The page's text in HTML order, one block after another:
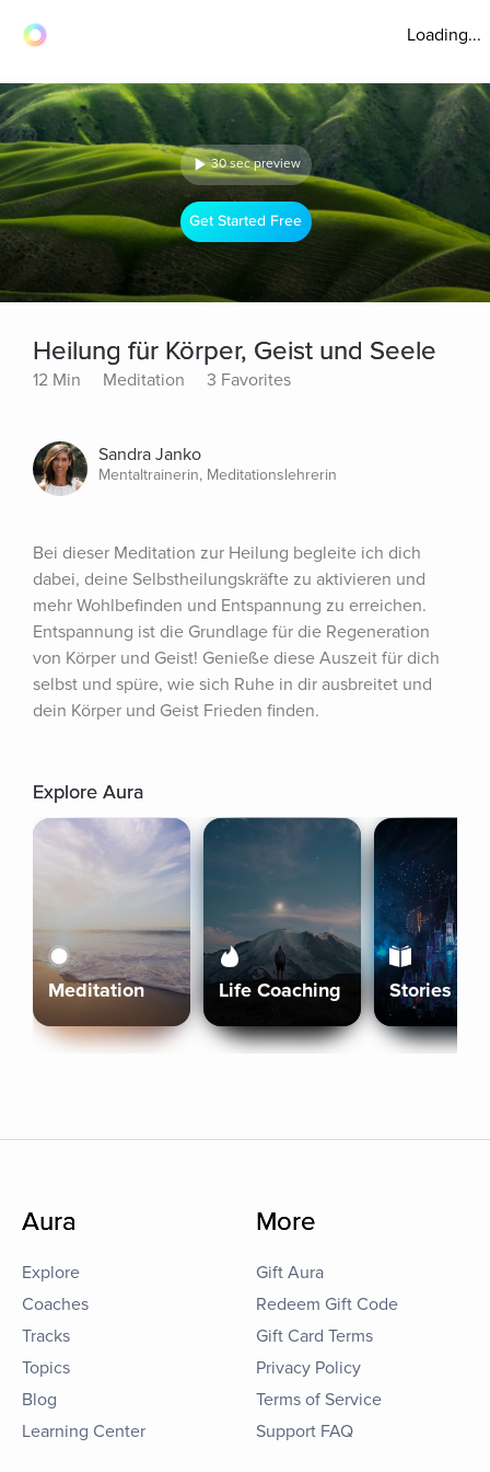
Loading...
30 sec preview
Get Started Free
Heilung für Körper, Geist und Seele
12 Min Meditation 3 Favorites
Sandra Janko
Mentaltrainerin, Meditationslehrerin
Bei dieser Meditation zur Heilung begleite ich dich
dabei, deine Selbstheilungskräfte zu aktivieren und
mehr Wohlbefinden und Entspannung zu erreichen.
Entspannung ist die Grundlage für die Regeneration
von Körper und Geist! Genieße diese Auszeit für dich
selbst und spüre, wie sich Ruhe in dir ausbreitet und
dein Körper und Geist Frieden finden.
Explore Aura
Meditation Life Coaching Stories
Aura
Explore
Coaches
Tracks
Topics
Blog
Learning Center
More
Gift Aura
Redeem Gift Code
Gift Card Terms
Privacy Policy
Terms of Service
Support FAQ